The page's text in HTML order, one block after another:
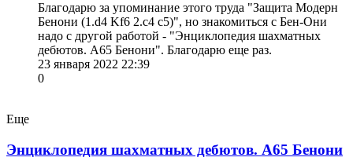
Благодарю за упоминание этого труда "Защита Модерн
Бенони (1.d4 Kf6 2.c4 c5)", но знакомиться с Бен-Они
надо с другой работой - "Энциклопедия шахматных
дебютов. A65 Бенони". Благодарю еще раз.
23 января 2022 22:39
0
Еще
Энциклопедия шахматных дебютов. A65 Бенони